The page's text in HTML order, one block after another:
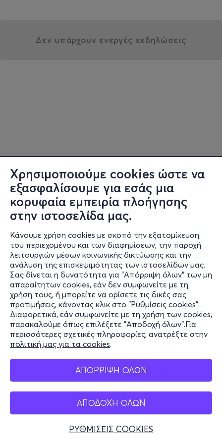
Χρησιμοποιούμε cookies ώστε να
εξασφαλίσουμε για εσάς μια
κορυφαία εμπειρία πλοήγησης
στην ιστοσελίδα μας.
Κάνουμε χρήση cookies με σκοπό την εξατομίκευση
του περιεχομένου και των διαφημίσεων, την παροχή
λειτουργιών μέσων κοινωνικής δικτύωσης και την
ανάλυση της επισκεψιμότητας των ιστοσελίδων μας.
Σας δίνεται η δυνατότητα για "Απόρριψη όλων" των μη
απαραίτητων cookies, εάν δεν συμφωνείτε με τη
χρήση τους, ή μπορείτε να ορίσετε τις δικές σας
προτιμήσεις, κάνοντας κλικ στο "Ρυθμίσεις cookies".
Διαφορετικά, εάν συμφωνείτε με τη χρήση των cookies,
παρακαλούμε όπως επιλέξετε "Αποδοχή όλων".Για
περισσότερες σχετικές πληροφορίες, ανατρέξτε στην
πολιτική μας για τα cookies.
ΑΠΟΡΡΙΨΗ ΟΛΩΝ
ΑΠΟΔΟΧΗ ΟΛΩΝ
ΡΥΘΜΙΣΕΙΣ COOKIES
Δεν υπάρχουν ενεργές εκδηλώσεις